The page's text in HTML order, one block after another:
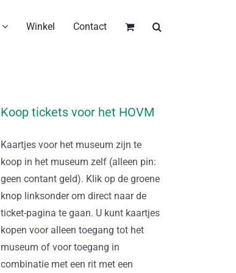
Winkel Contact
Koop tickets voor het HOVM
Kaartjes voor het museum zijn te
koop in het museum zelf (alleen pin:
geen contant geld). Klik op de groene
knop linksonder om direct naar de
ticket-pagina te gaan. U kunt kaartjes
kopen voor alleen toegang tot het
museum of voor toegang in
combinatie met een rit met een